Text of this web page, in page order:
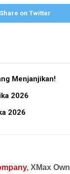
Share on Twitter
Menjanjikan!
2026
2026
, XMax